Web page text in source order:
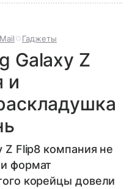
Гаджеты
Galaxy Z
и
Z Flip8 компания не
формат
корейцы довели